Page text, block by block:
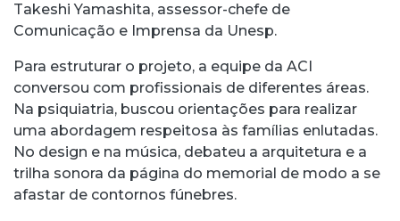
Takeshi Yamashita, assessor-chefe de
Comunicação e Imprensa da Unesp.
Para estruturar o projeto, a equipe da ACI
conversou com profissionais de diferentes áreas.
Na psiquiatria, buscou orientações para realizar
uma abordagem respeitosa às famílias enlutadas.
No design e na música, debateu a arquitetura e a
trilha sonora da página do memorial de modo a se
afastar de contornos fúnebres.